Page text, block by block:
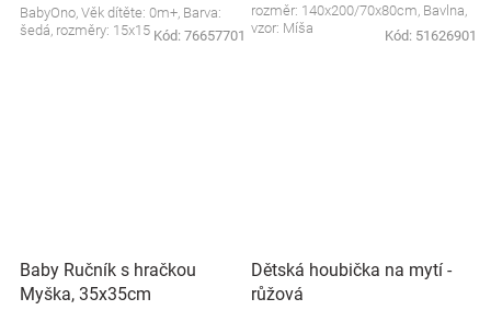
BabyOno, Věk dítěte: 0m+, Barva:
šedá, rozměry: 15x15 cm.
Kód: 76657701
rozměr: 140x200/70x80cm, Bavlna,
vzor: Míša
Kód: 51626901
Baby Ručník s hračkou
Myška, 35x35cm
Dětská houbička na mytí -
růžová